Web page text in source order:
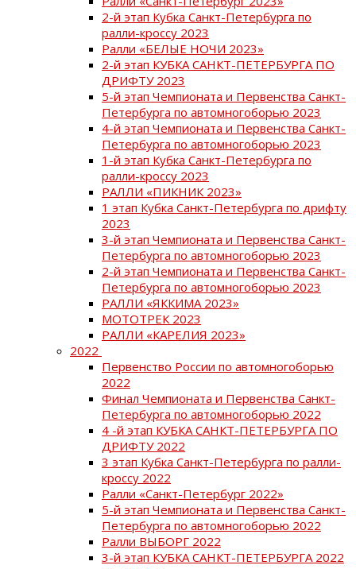
2-й этап Кубка Санкт-Петербурга по
ралли-кроссу 2023
Ралли «БЕЛЫЕ НОЧИ 2023»
2-й этап КУБКА САНКТ-ПЕТЕРБУРГА ПО
ДРИФТУ 2023
5-й этап Чемпионата и Первенства Санкт-
Петербурга по автомногоборью 2023
4-й этап Чемпионата и Первенства Санкт-
Петербурга по автомногоборью 2023
1-й этап Кубка Санкт-Петербурга по
ралли-кроссу 2023
РАЛЛИ «ПИКНИК 2023»
1 этап Кубка Санкт-Петербурга по дрифту
2023
3-й этап Чемпионата и Первенства Санкт-
Петербурга по автомногоборью 2023
2-й этап Чемпионата и Первенства Санкт-
Петербурга по автомногоборью 2023
РАЛЛИ «ЯККИМА 2023»
МОТОТРЕК 2023
РАЛЛИ «КАРЕЛИЯ 2023»
2022
Первенство России по автомногоборью
2022
Финал Чемпионата и Первенства Санкт-
Петербурга по автомногоборью 2022
4 -й этап КУБКА САНКТ-ПЕТЕРБУРГА ПО
ДРИФТУ 2022
3 этап Кубка Санкт-Петербурга по ралли-
кроссу 2022
Ралли «Санкт-Петербург 2022»
5-й этап Чемпионата и Первенства Санкт-
Петербурга по автомногоборью 2022
Ралли ВЫБОРГ 2022
3-й этап КУБКА САНКТ-ПЕТЕРБУРГА 2022